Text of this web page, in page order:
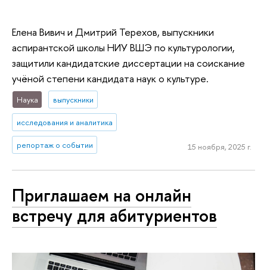
Елена Вивич и Дмитрий Терехов, выпускники
аспирантской школы НИУ ВШЭ по культурологии,
защитили кандидатские диссертации на соискание
учёной степени кандидата наук о культуре.
Наука выпускники
исследования и аналитика
репортаж о событии 15 ноября, 2025 г.
Приглашаем на онлайн
встречу для абитуриентов